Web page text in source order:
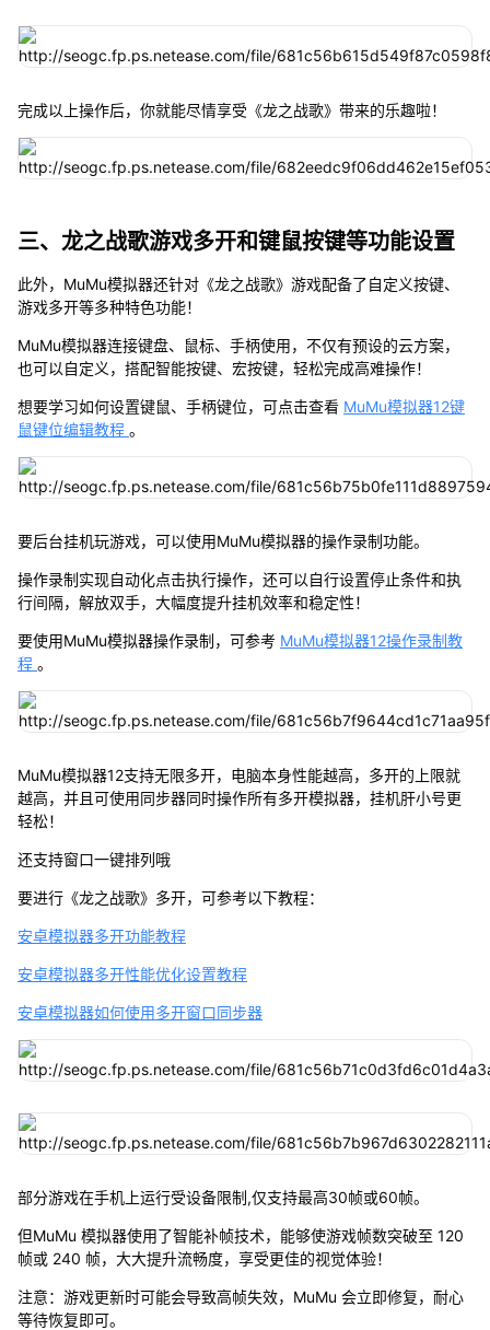
完成以上操作后，你就能尽情享受《龙之战歌》带来的乐趣啦！
三、龙之战歌游戏多开和键鼠按键等功能设置
此外，MuMu模拟器还针对《龙之战歌》游戏配备了自定义按键、
游戏多开等多种特色功能！
MuMu模拟器连接键盘、鼠标、手柄使用，不仅有预设的云方案，
也可以自定义，搭配智能按键、宏按键，轻松完成高难操作！
想要学习如何设置键鼠、手柄键位，可点击查看 MuMu模拟器12键
鼠键位编辑教程 。
要后台挂机玩游戏，可以使用MuMu模拟器的操作录制功能。
操作录制实现自动化点击执行操作，还可以自行设置停止条件和执
行间隔，解放双手，大幅度提升挂机效率和稳定性！
要使用MuMu模拟器操作录制，可参考 MuMu模拟器12操作录制教
程 。
MuMu模拟器12支持无限多开，电脑本身性能越高，多开的上限就
越高，并且可使用同步器同时操作所有多开模拟器，挂机肝小号更
轻松！
还支持窗口一键排列哦
要进行《龙之战歌》多开，可参考以下教程：
安卓模拟器多开功能教程
安卓模拟器多开性能优化设置教程
安卓模拟器如何使用多开窗口同步器
部分游戏在手机上运行受设备限制,仅支持最高30帧或60帧。
但MuMu 模拟器使用了智能补帧技术，能够使游戏帧数突破至 120
帧或 240 帧，大大提升流畅度，享受更佳的视觉体验！
注意：游戏更新时可能会导致高帧失效，MuMu 会立即修复，耐心
等待恢复即可。